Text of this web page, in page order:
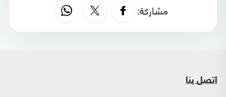
مشاركة:
اتصل بنا